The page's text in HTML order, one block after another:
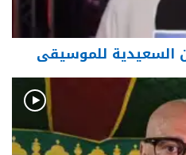
السعيدية للموسيقى